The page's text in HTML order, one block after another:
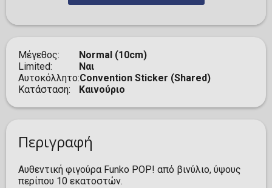
Μέγεθος
Normal (10cm)
Limited
Ναι
Αυτοκόλλητο Convention Sticker (Shared)
Κατάσταση
Καινούριο
Περιγραφή
Αυθεντική φιγούρα Funko POP! από βινύλιο, ύψους
περίπου 10 εκατοστών.